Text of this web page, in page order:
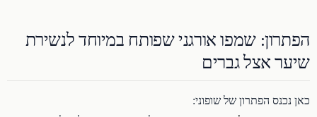
הפתרון: שמפו אורגני שפותח במיוחד לנשירת
שיער אצל גברים
כאן נכנס הפתרון של שופוני: